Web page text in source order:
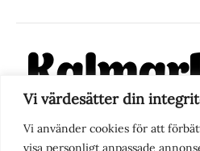
Vi värdesätter din
Vi använder cookies för att
visa personligt anpassade
KalmarPosten är en modern
fokus på Kalmarregionen, men